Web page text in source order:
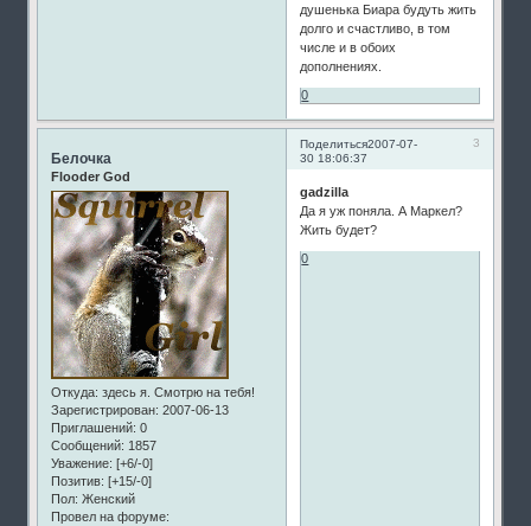
душенька Биара будуть жить
долго и счастливо, в том
числе и в обоих
дополнениях.
0
Поделиться 3
2007-07-
30 18:06:37
Белочка
Flooder God
Откуда: здесь я. Смотрю на тебя!
Зарегистрирован: 2007-06-13
Приглашений: 0
Сообщений: 1857
Уважение: [+6/-0]
Позитив: [+15/-0]
Пол: Женский
Провел на форуме:
gadzilla
Да я уж поняла. А Маркел?
Жить будет?
0